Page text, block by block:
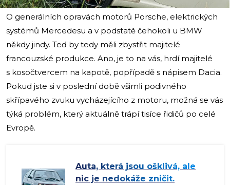
O generálních opravách motorů Porsche, elektrických
systémů Mercedesu a v podstatě čehokoli u BMW
někdy jindy. Teď by tedy měli zbystřit majitelé
francouzské produkce. Ano, je to na vás, hrdí majitelé
s kosočtvercem na kapotě, popřípadě s nápisem Dacia.
Pokud jste si v poslední době všimli podivného
skřípavého zvuku vycházejícího z motoru, možná se vás
týká problém, který aktuálně trápí tisíce řidičů po celé
Evropě.
Auta, která jsou ošklivá, ale
nic je nedokáže zničit.